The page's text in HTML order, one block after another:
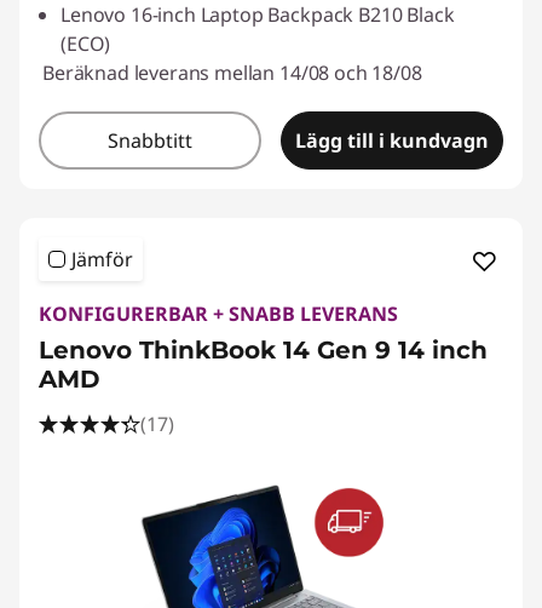
Lenovo 16-inch Laptop Backpack B210 Black
(ECO)
Beräknad leverans mellan 14/08 och 18/08
Snabbtitt Lägg till i kundvagn
Jämför
KONFIGURERBAR + SNABB LEVERANS
Lenovo ThinkBook 14 Gen 9 14 inch
AMD
(17)